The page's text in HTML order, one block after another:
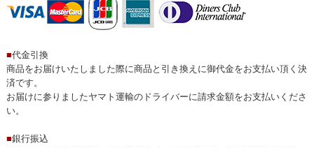
■代金引換
商品をお届けいたしました際に商品と引き換えに御代金をお支払い頂く決
済です。
お届けに参りましたヤマト運輸のドライバーに請求金額をお支払いくださ
い。
■銀行振込